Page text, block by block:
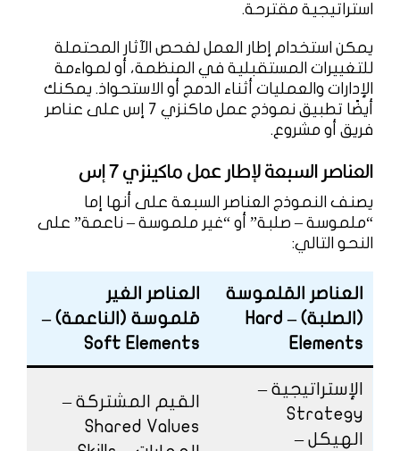
استراتيجية مقترحة.
يمكن استخدام إطار العمل لفحص الآثار المحتملة
للتغييرات المستقبلية في المنظمة، أو لمواءمة
الإدارات والعمليات أثناء الدمج أو الاستحواذ. يمكنك
أيضًا تطبيق نموذج عمل ماكنزي 7 إس على عناصر
فريق أو مشروع.
العناصر السبعة لإطار عمل ماكينزي 7 إس
يصنف النموذج العناصر السبعة على أنها إما
“ملموسة – صلبة” أو “غير ملموسة – ناعمة” على
النحو التالي:
العناصر المَلموسة
(الصلبة) – Hard
Elements
العناصر الغير
مَلموسة (الناعمة) –
Soft Elements
الإستراتيجية –
Strategy
الهيكل –
القيم المشتركة –
Shared Values